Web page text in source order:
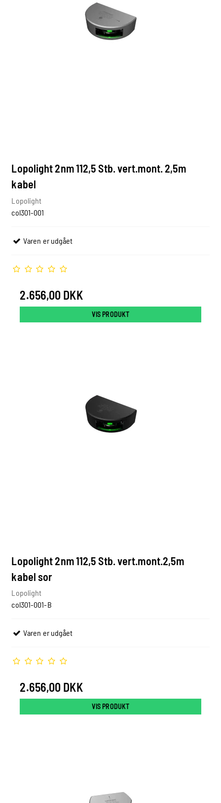
Lopolight 2nm 112,5 Stb. vert.mont. 2,5m
kabel
Lopolight
col301-001
Varen er udgået
2.656,00 DKK
VIS PRODUKT
Lopolight 2nm 112,5 Stb. vert.mont.2,5m
kabel sor
Lopolight
col301-001-B
Varen er udgået
2.656,00 DKK
VIS PRODUKT